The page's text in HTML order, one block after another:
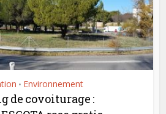
• Environnement
de covoiturage :